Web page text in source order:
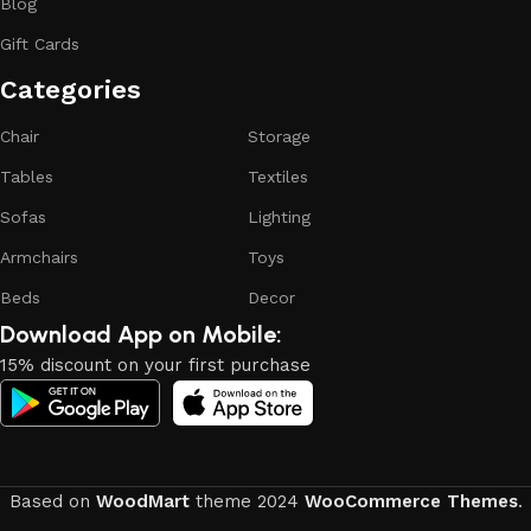
of their products, excellent operational characteristics,
attractive appearance of the products, a long period of use
of the furniture, as well as safety.
Gift Cards
Categories​
Chair
Tables
Sofas
Armchairs
Beds
Storage
Textiles
Lighting
Toys
Decor
Download App on Mobile:
15% discount on your first purchase
Based on WoodMarttheme 2024 WooCommerce Themes.